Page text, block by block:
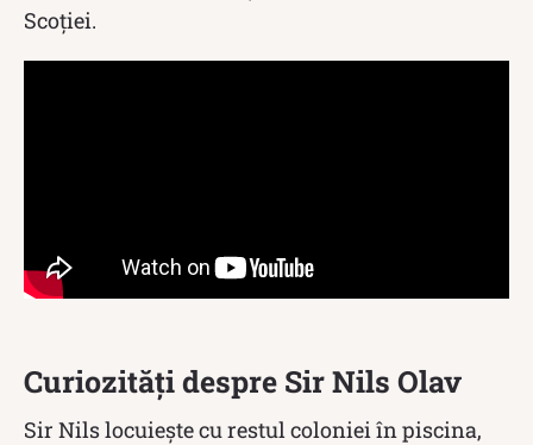
Scoției.
Curiozități despre Sir Nils Olav
Sir Nils locuiește cu restul coloniei în piscina,